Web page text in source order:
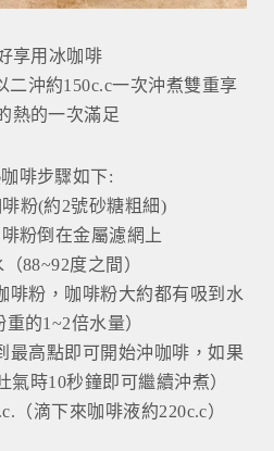
享用冰咖啡
二沖約150c.c一次沖煮雙重享
熱的一次滿足
啡步驟如下:
粉(約2號砂糖粗細)
粉倒在金屬濾網上
88~92度之間）
啡粉，咖啡粉大約都有吸到水
的1~2倍水量）
最高點即可開始沖咖啡，如果
氣時10秒鐘即可繼續沖煮）
（滴下來咖啡液約220c.c）